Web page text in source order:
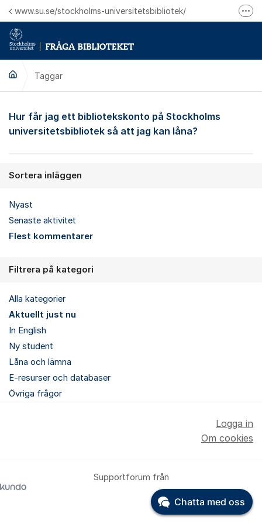
Hoppa till innehåll
www.su.se/stockholms-universitetsbibliotek/
Taggar
Hur får jag ett bibliotekskonto på Stockholms
universitetsbibliotek så att jag kan låna?
Sortera inläggen
Nyast
Senaste aktivitet
Flest kommentarer
Filtrera på kategori
Alla kategorier
Aktuellt just nu
In English
Ny student
Låna och lämna
E-resurser och databaser
Övriga frågor
Supportforum från
Logga in
Om cookies
Chatta med oss